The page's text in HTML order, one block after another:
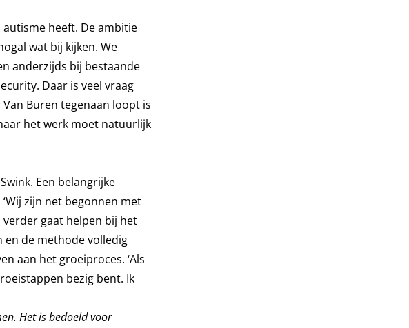
heeft. De ambitie
wat bij kijken. We
anderzijds bij bestaande
Daar is veel vraag
Buren tegenaan loopt is
het werk moet natuurlijk
Een belangrijke
zijn net begonnen met
gaat helpen bij het
en de methode volledig
aan het groeiproces. ‘Als
bezig bent. Ik
Het is bedoeld voor